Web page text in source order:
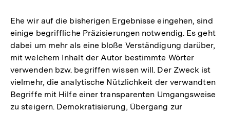
Ehe wir auf die bisherigen Ergebnisse eingehen, sind
einige begriffliche Präzisierungen notwendig. Es geht
dabei um mehr als eine bloße Verständigung darüber,
mit welchem Inhalt der Autor bestimmte Wörter
verwenden bzw. begriffen wissen will. Der Zweck ist
vielmehr, die analytische Nützlichkeit der verwandten
Begriffe mit Hilfe einer transparenten Umgangsweise
zu steigern. Demokratisierung, Übergang zur